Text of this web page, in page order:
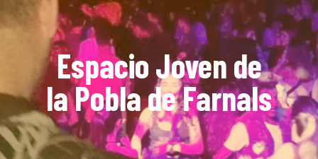
Espacio Joven de
la Pobla de Farnals